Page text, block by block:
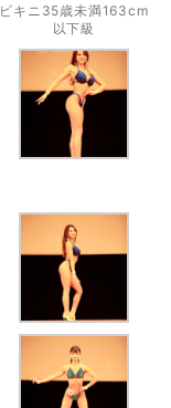
ビキニ35歳未満163cm
以下級